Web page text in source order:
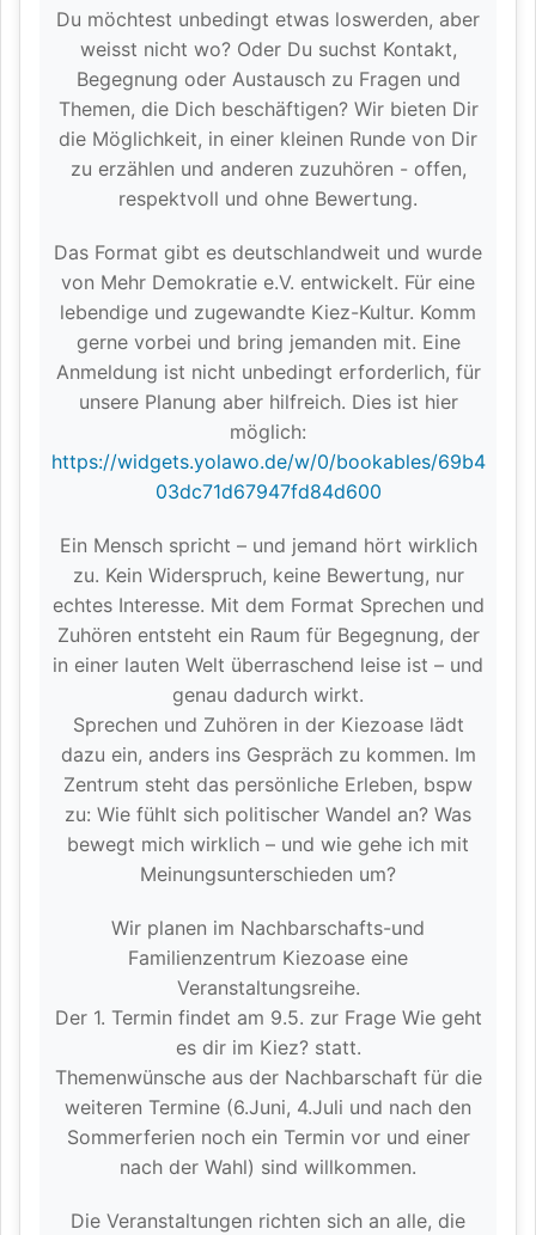
Du möchtest unbedingt etwas loswerden, aber
weisst nicht wo? Oder Du suchst Kontakt,
Begegnung oder Austausch zu Fragen und
Themen, die Dich beschäftigen? Wir bieten Dir
die Möglichkeit, in einer kleinen Runde von Dir
zu erzählen und anderen zuzuhören - offen,
respektvoll und ohne Bewertung.
Das Format gibt es deutschlandweit und wurde
von Mehr Demokratie e.V. entwickelt. Für eine
lebendige und zugewandte Kiez-Kultur. Komm
gerne vorbei und bring jemanden mit. Eine
Anmeldung ist nicht unbedingt erforderlich, für
unsere Planung aber hilfreich. Dies ist hier
möglich:
https://widgets.yolawo.de/w/0/bookables/69b4
03dc71d67947fd84d600
Ein Mensch spricht – und jemand hört wirklich
zu. Kein Widerspruch, keine Bewertung, nur
echtes Interesse. Mit dem Format Sprechen und
Zuhören entsteht ein Raum für Begegnung, der
in einer lauten Welt überraschend leise ist – und
genau dadurch wirkt.
Sprechen und Zuhören in der Kiezoase lädt
dazu ein, anders ins Gespräch zu kommen. Im
Zentrum steht das persönliche Erleben, bspw
zu: Wie fühlt sich politischer Wandel an? Was
bewegt mich wirklich – und wie gehe ich mit
Meinungsunterschieden um?
Wir planen im Nachbarschafts-und
Familienzentrum Kiezoase eine
Veranstaltungsreihe.
Der 1. Termin findet am 9.5. zur Frage Wie geht
es dir im Kiez? statt.
Themenwünsche aus der Nachbarschaft für die
weiteren Termine (6.Juni, 4.Juli und nach den
Sommerferien noch ein Termin vor und einer
nach der Wahl) sind willkommen.
Die Veranstaltungen richten sich an alle, die